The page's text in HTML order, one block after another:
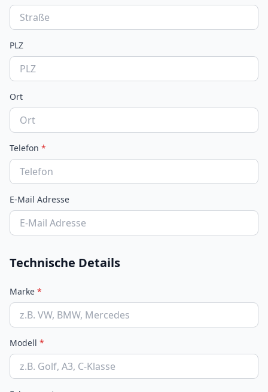
PLZ
Ort
Telefon *
E-Mail Adresse
Technische Details
Marke *
Modell *